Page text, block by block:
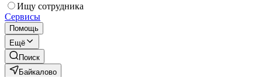
Ищу сотрудника
Сервисы
Помощь
Ещё
Поиск
Байкалово